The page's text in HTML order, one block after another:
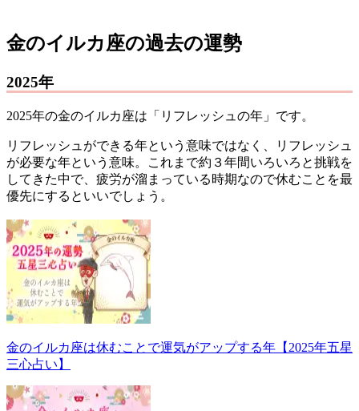
金のイルカ座の過去の運勢
2025年
2025年の金のイルカ座は「リフレッシュの年」です。
リフレッシュができる年という意味ではなく、リフレッシュ
が必要な年という意味。これまで約３年間いろいろと挑戦を
してきた中で、疲労が溜まっている時期なので休むことを最
優先にするといいでしょう。
▼詳しくはこちら
金のイルカ座は休むことで運気がアップする年【2025年五星
三心占い】